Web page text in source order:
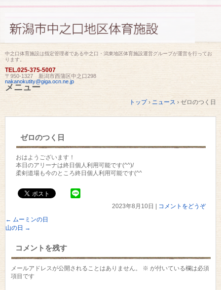
中之口体育施設は指定管理者である中之口・潟東地区体育施設運営グループが運営を行ってお
ります。
TEL.025-375-5007
〒950-1327 新潟市西蒲区中之口298
nakanokutity@giga.ocn.ne.jp
メニュー
トップ › ニュース › ゼロのつく日
ゼロのつく日
おはようございます！
本日のアリーナは終日個人利用可能です(^^)/
柔剣道場も今のところ終日個人利用可能です(^^
2023年8月10日
コメントをどうぞ
← ムーミンの日
山の日 →
コメントを残す
メールアドレスが公開されることはありません。 ※ が付いている欄は必須
項目です